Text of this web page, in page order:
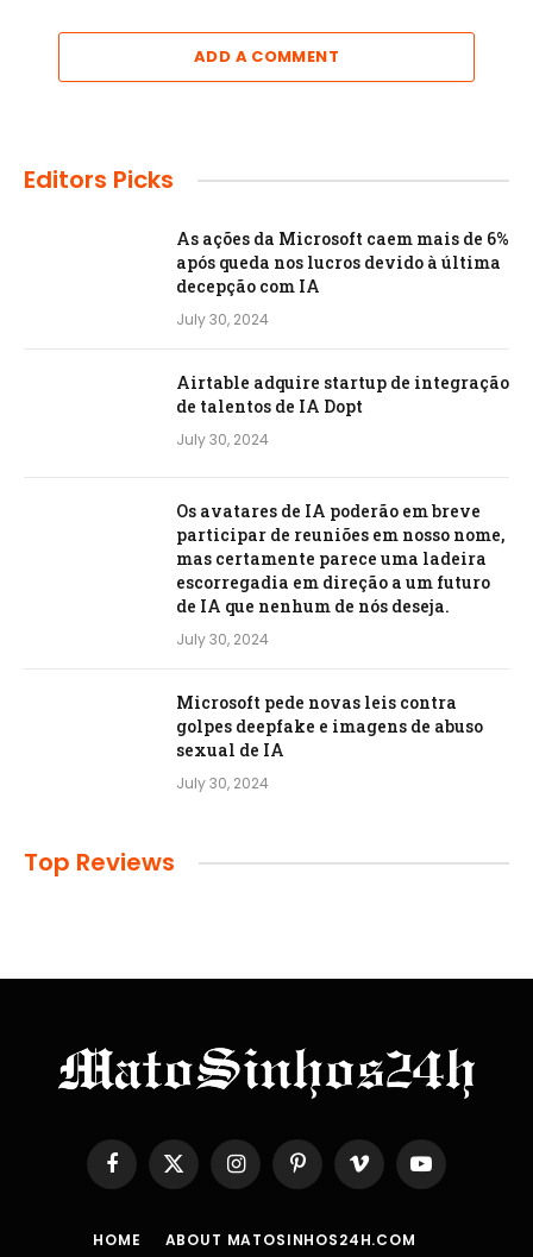
ADD A COMMENT
Editors Picks
As ações da Microsoft caem mais de 6%
após queda nos lucros devido à última
decepção com IA
July 30, 2024
Airtable adquire startup de integração
de talentos de IA Dopt
July 30, 2024
Os avatares de IA poderão em breve
participar de reuniões em nosso nome,
mas certamente parece uma ladeira
escorregadia em direção a um futuro
de IA que nenhum de nós deseja.
July 30, 2024
Microsoft pede novas leis contra
golpes deepfake e imagens de abuso
sexual de IA
July 30, 2024
Top Reviews
Facebook
X
(Twitter)
InstagramPinterestVimeo YouTube
HOME ABOUT MATOSINHOS24H.COM